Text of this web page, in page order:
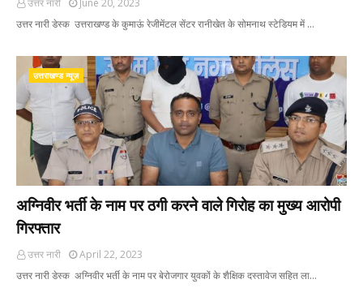
उत्तर नारी
June 20, 2023
उत्तर नारी डेस्क उत्तराखण्ड के कुमाऊं रेजीमेंटल सेंटर रानीखेत के सोमनाथ स्टेडियम में …
उत्तराखण्ड न्यूज़
अग्निवीर भर्ती के नाम पर ठगी करने वाले गिरोह का मुख्य आरोपी
गिरफ्तार
उत्तर नारी
April 22, 2023
उत्तर नारी डेस्क अग्निवीर भर्ती के नाम पर बेरोजगार युवकों के शैक्षिक दस्तावेज सहित ला…